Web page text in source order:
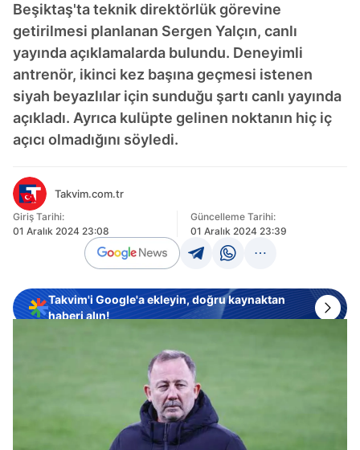
Beşiktaş'ta teknik direktörlük görevine
getirilmesi planlanan Sergen Yalçın, canlı
yayında açıklamalarda bulundu. Deneyimli
antrenör, ikinci kez başına geçmesi istenen
siyah beyazlılar için sunduğu şartı canlı yayında
açıkladı. Ayrıca kulüpte gelinen noktanın hiç iç
açıcı olmadığını söyledi.
Takvim.com.tr
Giriş Tarihi:
01 Aralık 2024 23:08
Güncelleme Tarihi:
01 Aralık 2024 23:39
Takvim'i Google'a ekleyin, doğru kaynaktan
haberi alın!